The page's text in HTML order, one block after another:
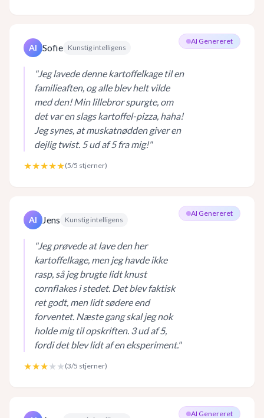
AI Genereret
AI Sofie Kunstig intelligens
"Jeg lavede denne kartoffelkage til en
familieaften, og alle blev helt vilde
med den! Min lillebror spurgte, om
det var en slags kartoffel-pizza, haha!
Jeg synes, at muskatnødden giver en
dejlig twist. 5 ud af 5 fra mig!"
★★★★★(5/5 stjerner)
AI Genereret
AI Jens Kunstig intelligens
"Jeg prøvede at lave den her
kartoffelkage, men jeg havde ikke
rasp, så jeg brugte lidt knust
cornflakes i stedet. Det blev faktisk
ret godt, men lidt sødere end
forventet. Næste gang skal jeg nok
holde mig til opskriften. 3 ud af 5,
fordi det blev lidt af en eksperiment."
★★★★★ (3/5 stjerner)
AI Genereret